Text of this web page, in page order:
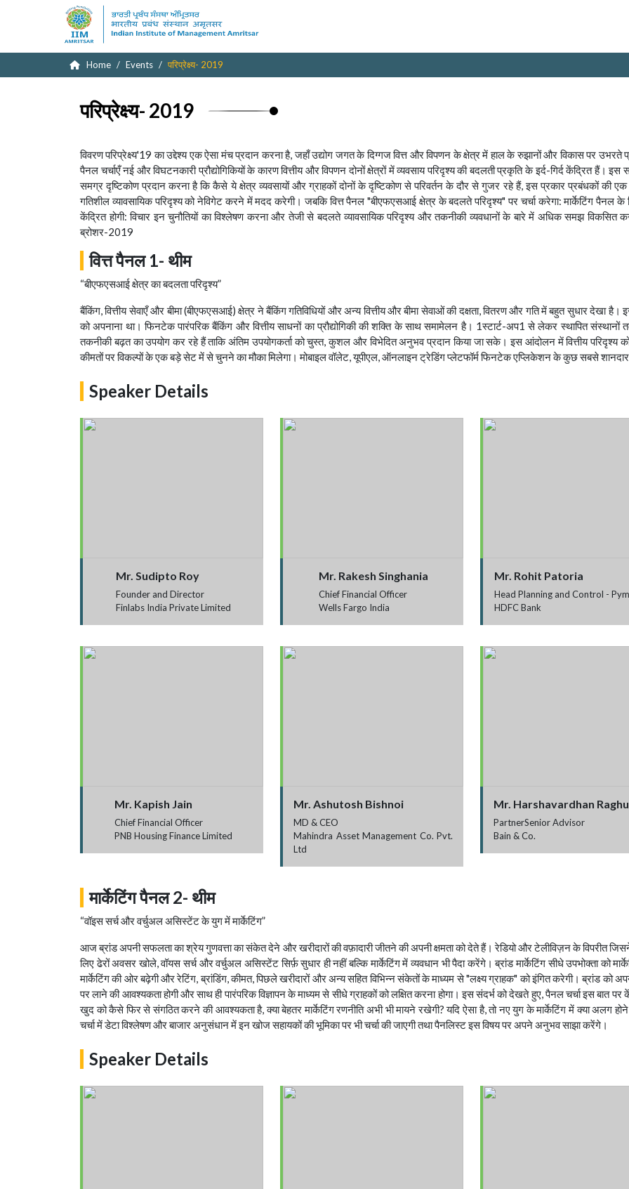
Home Events परिप्रेक्ष्य- 2019
परिप्रेक्ष्य- 2019
विवरणपरिप्रेक्ष्य'19 का उद्देश्य एक ऐसा मंच प्रदान करना है, जहाँ उद्योग जगत के दिग्गज वित्त और विपणन के क्षेत्र में हाल के रुझानों और विकास पर
पैनल चर्चाएँ नई और विघटनकारी प्रौद्योगिकियों के कारण वित्तीय और विपणन दोनों क्षेत्रों में व्यवसाय परिदृश्य की बदलती प्रकृति के इर्द-गिर्द केंद्रित हैं।
समग्र दृष्टिकोण प्रदान करना है कि कैसे ये क्षेत्र व्यवसायों और ग्राहकों दोनों के दृष्टिकोण से परिवर्तन के दौर से गुजर रहे हैं, इस प्रकार प्रबंधकों
गतिशील व्यावसायिक परिदृश्य को नेविगेट करने में मदद करेगी। जबकि वित्त पैनल "बीएफएसआई क्षेत्र के बदलते परिदृश्य" पर चर्चा करेगा: मार्केटिंग पैनल
केंद्रित होगी: विचार इन चुनौतियों का विश्लेषण करना और तेजी से बदलते व्यावसायिक परिदृश्य और तकनीकी व्यवधानों के बारे में अधिक समझ विकसित
ब्रोशर-2019
वित्त पैनल 1- थीम
“बीएफएसआई क्षेत्र का बदलता परिदृश्य”
बैंकिंग, वित्तीय सेवाएँ और बीमा (बीएफएसआई) क्षेत्र ने बैंकिंग गतिविधियों और अन्य वित्तीय और बीमा सेवाओं की दक्षता, वितरण और गति में बहुत सुधार देखा है।
को अपनाना था। फिनटेक पारंपरिक बैंकिंग और वित्तीय साधनों का प्रौद्योगिकी की शक्ति के साथ समामेलन है। 1स्टार्ट-अप1 से लेकर स्थापित
तकनीकी बढ़त का उपयोग कर रहे हैं ताकि अंतिम उपयोगकर्ता को चुस्त, कुशल और विभेदित अनुभव प्रदान किया जा सके। इस आंदोलन में वित्तीय परिदृश्य
कीमतों पर विकल्पों के एक बड़े सेट में से चुनने का मौका मिलेगा। मोबाइल वॉलेट, यूपीएल, ऑनलाइन ट्रेडिंग प्लेटफॉर्म फिनटेक एप्लिकेशन के कुछ सबसे
Speaker Details
Mr. Sudipto Roy
Founder and Director
Finlabs India Private Limited
Mr. Rakesh Singhania
Chief Financial Officer
Wells Fargo India
Mr. Rohit Patoria
Head Planning and Control -
HDFC Bank
Mr. Kapish Jain
Chief Financial Officer
PNB Housing Finance Limited
Mr. Ashutosh Bishnoi
MD & CEO
Mahindra Asset Management Co. Pvt.
Ltd
Mr. Harshavardhan
PartnerSenior Advisor
Bain & Co.
मार्केटिंग पैनल 2- थीम
“वॉइस सर्च और वर्चुअल असिस्टेंट के युग में मार्केटिंग”
आज ब्रांड अपनी सफलता का श्रेय गुणवत्ता का संकेत देने और खरीदारों की वफ़ादारी जीतने की अपनी क्षमता को देते हैं। रेडियो और टेलीविज़न के विपरीत जिसने
लिए ढेरों अवसर खोले, वॉयस सर्च और वर्चुअल असिस्टेंट सिर्फ़ सुधार ही नहीं बल्कि मार्केटिंग में व्यवधान भी पैदा करेंगे। ब्रांड मार्केटिंग सीधे उपभोक्ता को
मार्केटिंग की ओर बढ़ेगी और रेटिंग, ब्रांडिंग, कीमत, पिछले खरीदारों और अन्य सहित विभिन्न संकेतों के माध्यम से "लक्ष्य ग्राहक" को इंगित करेगी। ब्रांड को
पर लाने की आवश्यकता होगी और साथ ही पारंपरिक विज्ञापन के माध्यम से सीधे ग्राहकों को लक्षित करना होगा। इस संदर्भ को देखते हुए, पैनल चर्चा इस बात
खुद को कैसे फिर से संगठित करने की आवश्यकता है, क्या बेहतर मार्केटिंग रणनीति अभी भी मायने रखेगी? यदि ऐसा है, तो नए युग के मार्केटिंग में क्या अलग
चर्चा में डेटा विश्लेषण और बाजार अनुसंधान में इन खोज सहायकों की भूमिका पर भी चर्चा की जाएगी तथा पैनलिस्ट इस विषय पर अपने अनुभव साझा करेंगे।
Speaker Details